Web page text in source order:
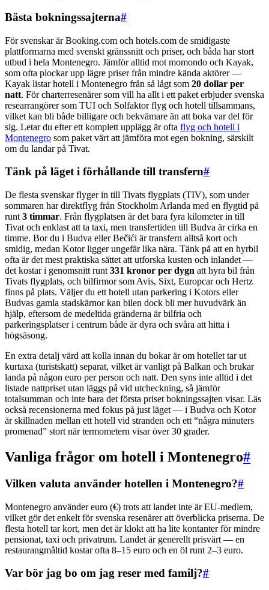
Bästa bokningssajterna#
För svenskar är Booking.com och hotels.com de smidigaste
plattformarna med svenskt gränssnitt och priser, och båda har stort
utbud i hela Montenegro. Jämför alltid mot momondo och Kayak,
som ofta plockar upp lägre priser från mindre kända aktörer —
Kayak listar hotell i Montenegro från så lågt som 20 dollar per
natt. För charterresenärer som vill ha allt i ett paket erbjuder svenska
researrangörer som TUI och Solfaktor flyg och hotell tillsammans,
vilket kan bli både billigare och bekvämare än att boka var del för
sig. Letar du efter ett komplett upplägg är ofta flyg och hotell i
Montenegro som paket värt att jämföra mot egen bokning, särskilt
om du landar på Tivat.
Tänk på läget i förhållande till transfern#
De flesta svenskar flyger in till Tivats flygplats (TIV), som under
sommaren har direktflyg från Stockholm Arlanda med en flygtid på
runt 3 timmar. Från flygplatsen är det bara fyra kilometer in till
Tivat och enklast att ta taxi, men transfertiden till Budva är cirka en
timme. Bor du i Budva eller Bečići är transfern alltså kort och
smidig, medan Kotor ligger ungefär lika nära. Tänk på att en hyrbil
ofta är det mest praktiska sättet att utforska kusten och inlandet —
det kostar i genomsnitt runt 331 kronor per dygn att hyra bil från
Tivats flygplats, och bilfirmor som Avis, Sixt, Europcar och Hertz
finns på plats. Väljer du ett hotell utan parkering i Kotors eller
Budvas gamla stadskärnor kan bilen dock bli mer huvudvärk än
hjälp, eftersom de medeltida gränderna är bilfria och
parkeringsplatser i centrum både är dyra och svåra att hitta i
högsäsong.
En extra detalj värd att kolla innan du bokar är om hotellet tar ut
kurtaxa (turistskatt) separat, vilket är vanligt på Balkan och brukar
landa på någon euro per person och natt. Den syns inte alltid i det
listade nattpriset utan läggs på vid utcheckning, så jämför
totalsumman och inte bara det första priset bokningssajten visar. Läs
också recensionerna med fokus på just läget — i Budva och Kotor
är skillnaden mellan ett hotell vid stranden och ett “några minuters
promenad” stort när termometern visar över 30 grader.
Vanliga frågor om hotell i Montenegro#
Vilken valuta använder hotellen i Montenegro?#
Montenegro använder euro (€) trots att landet inte är EU-medlem,
vilket gör det enkelt för svenska resenärer att överblicka priserna. De
flesta hotell tar kort, men det är klokt att ha lite kontanter för mindre
pensionat, taxi och privatrum. Landet är generellt prisvärt — en
restaurangmåltid kostar ofta 8–15 euro och en öl runt 2–3 euro.
Var bör jag bo om jag reser med familj?#